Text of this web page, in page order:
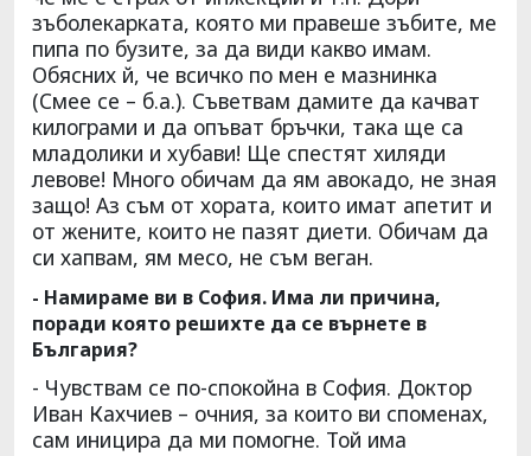
зъболекарката, която ми правеше зъбите, ме
пипа по бузите, за да види какво имам.
Обясних й, че всичко по мен е мазнинка
(Смее се – б.а.). Съветвам дамите да качват
килограми и да опъват бръчки, така ще са
младолики и хубави! Ще спестят хиляди
левове! Много обичам да ям авокадо, не зная
защо! Аз съм от хората, които имат апетит и
от жените, които не пазят диети. Обичам да
си хапвам, ям месо, не съм веган.
- Намираме ви в София. Има ли причина,
поради която решихте да се върнете в
България?
- Чувствам се по-спокойна в София. Доктор
Иван Кахчиев – очния, за които ви споменах,
сам иницира да ми помогне. Той има